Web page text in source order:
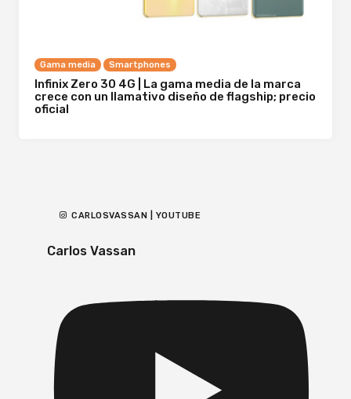
Gama media Smartphones
Infinix Zero 30 4G | La gama media de la marca
crece con un llamativo diseño de flagship; precio
oficial
CARLOSVASSAN | YOUTUBE
Carlos Vassan